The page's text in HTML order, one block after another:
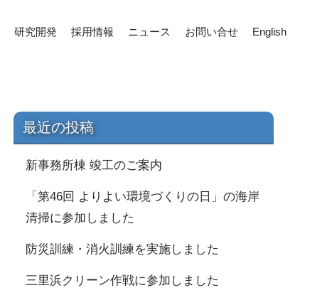
研究開発 採用情報 ニュース お問い合せ English
最近の投稿
新事務所棟 竣工のご案内
「第46回 よりよい環境づくりの日」の海岸
清掃に参加しました
防災訓練・消火訓練を実施しました
三里浜クリーン作戦に参加しました